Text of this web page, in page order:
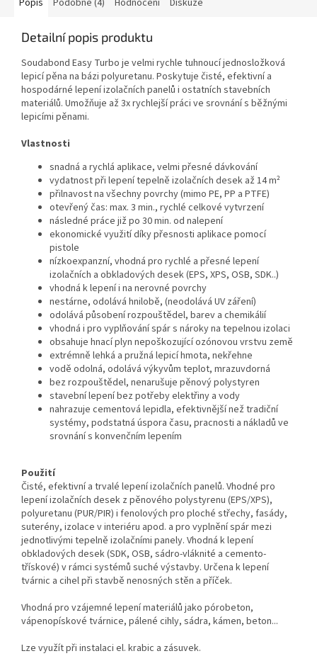
Detailní popis produktu
Soudabond Easy Turbo je velmi rychle tuhnoucí jednosložková
lepicí pěna na bázi polyuretanu. Poskytuje čisté, efektivní a
hospodárné lepení izolačních panelů i ostatních stavebních
materiálů. Umožňuje až 3x rychlejší práci ve srovnání s běžnými
lepicími pěnami.
Vlastnosti
snadná a rychlá aplikace, velmi přesné dávkování
vydatnost při lepení tepelně izolačních desek až 14 m²
přilnavost na všechny povrchy (mimo PE, PP a PTFE)
otevřený čas: max. 3 min., rychlé celkové vytvrzení
následné práce již po 30 min. od nalepení
ekonomické využití díky přesnosti aplikace pomocí
pistole
nízkoexpanzní, vhodná pro rychlé a přesné lepení
izolačních a obkladových desek (EPS, XPS, OSB, SDK..)
vhodná k lepení i na nerovné povrchy
nestárne, odolává hnilobě, (neodolává UV záření)
odolává působení rozpouštědel, barev a chemikálií
vhodná i pro vyplňování spár s nároky na tepelnou izolaci
obsahuje hnací plyn nepoškozující ozónovou vrstvu země
extrémně lehká a pružná lepicí hmota, nekřehne
vodě odolná, odolává výkyvům teplot, mrazuvdorná
bez rozpouštědel, nenarušuje pěnový polystyren
stavební lepení bez potřeby elektřiny a vody
nahrazuje cementová lepidla, efektivnější než tradiční
systémy, podstatná úspora času, pracnosti a nákladů ve
srovnání s konvenčním lepením
Použití
Čisté, efektivní a trvalé lepení izolačních panelů. Vhodné pro
lepení izolačních desek z pěnového polystyrenu (EPS/XPS),
polyuretanu (PUR/PIR) i fenolových pro ploché střechy, fasády,
suterény, izolace v interiéru apod. a pro vyplnění spár mezi
jednotlivými tepelně izolačními panely. Vhodná k lepení
obkladových desek (SDK, OSB, sádro-vláknité a cemento-
třískové) v rámci systémů suché výstavby. Určena k lepení
tvárnic a cihel při stavbě nenosných stěn a příček.
Vhodná pro vzájemné lepení materiálů jako pórobeton,
vápenopískové tvárnice, pálené cihly, sádra, kámen, beton...
Lze využít při instalaci el. krabic a zásuvek.